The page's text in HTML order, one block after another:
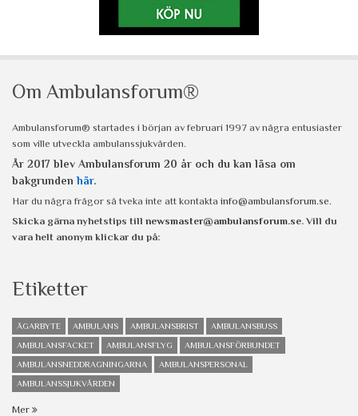
Om Ambulansforum®
Ambulansforum® startades i början av februari 1997 av några entusiaster
som ville utveckla ambulanssjukvården.
År 2017 blev Ambulansforum 20 år och du kan läsa om
bakgrunden här.
Har du några frågor så tveka inte att kontakta info@ambulansforum.se.
Skicka gärna nyhetstips till newsmaster@ambulansforum.se. Vill du
vara helt anonym klickar du på:
Etiketter
ÄGARBYTE AMBULANS AMBULANSBRIST
AMBULANSBUSS
AMBULANSFACKET
AMBULANSFLYG
AMBULANSFÖRBUNDET
AMBULANSNEDDRAGNINGARNA
AMBULANSPERSONAL
AMBULANSSJUKVÅRDEN
Mer